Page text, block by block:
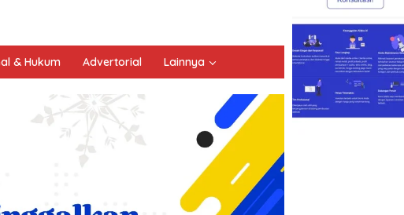
& Hukum Advertorial Lainnya